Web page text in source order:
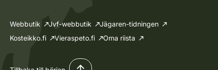
Webbutik Jvf-webbutik
Jägaren-tidningen
Kosteikko.fi
Vieraspeto.fi Oma riista